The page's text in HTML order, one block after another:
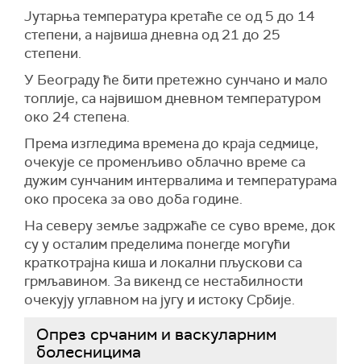
Јутарња температура кретаће се од 5 до 14
степени, а највиша дневна од 21 до 25
степени.
У Београду ће бити претежно сунчано и мало
топлије, са највишом дневном температуром
око 24 степена.
Према изгледима времена до краја седмице,
очекује се променљиво облачно време са
дужим сунчаним интервалима и температурама
око просека за ово доба године.
На северу земље задржаће се суво време, док
су у осталим пределима понегде могући
краткотрајна киша и локални пљускови са
грмљавином. За викенд се нестабилности
очекују углавном на југу и истоку Србије.
Опрез срчаним и васкуларним
болесницима